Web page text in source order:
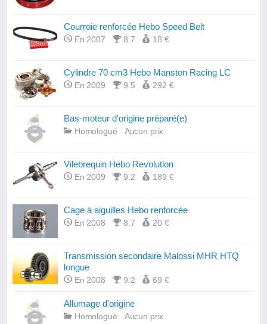
Courroie renforcée Hebo Speed Belt
En 2007 8.7 18 €
Cylindre 70 cm3 Hebo Manston Racing LC
En 2009 9.5 292 €
Bas-moteur d'origine préparé(e)
Homologué Aucun prix
Vilebrequin Hebo Revolution
En 2009 9.2 189 €
Cage à aiguilles Hebo renforcée
En 2008 8.7 20 €
Transmission secondaire Malossi MHR HTQ
longue
En 2008 9.2 69 €
Allumage d'origine
Homologué Aucun prix